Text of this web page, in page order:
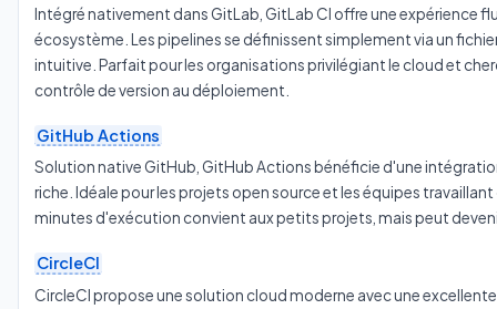
Intégré nativement dans GitLab, GitLab CI offre une expérience
écosystème. Les pipelines se définissent simplement via un
intuitive. Parfait pour les organisations privilégiant le cloud et
contrôle de version au déploiement.
GitHub Actions
Solution native GitHub, GitHub Actions bénéficie d'une
riche. Idéale pour les projets open source et les équipes travaillant
minutes d'exécution convient aux petits projets, mais peut
CircleCI
CircleCI propose une solution cloud moderne avec une